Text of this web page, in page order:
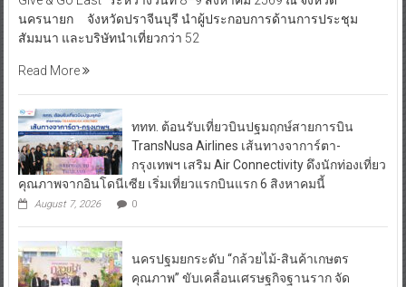
นครนายก จังหวัดปราจีนบุรี นำผู้ประกอบการด้านการประชุม
สัมมนา และบริษัทนำเที่ยวกว่า 52
Read More
ททท. ต้อนรับเที่ยวบินปฐมฤกษ์สายการบิน
TransNusa Airlines เส้นทางจาการ์ตา-
กรุงเทพฯ เสริม Air Connectivity ดึงนักท่องเที่ยว
คุณภาพจากอินโดนีเซีย เริ่มเที่ยวแรกบินแรก 6 สิงหาคมนี้
August 7, 2026 0
นครปฐมยกระดับ “กล้วยไม้-สินค้าเกษตร
คุณภาพ” ขับเคลื่อนเศรษฐกิจฐานราก จัด